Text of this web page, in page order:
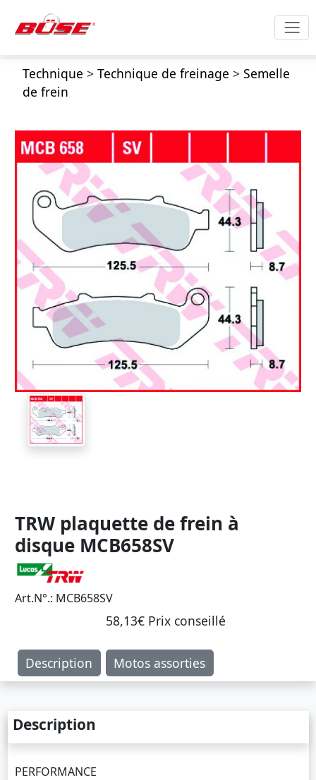
Technique > Technique de freinage > Semelle
de frein
TRW plaquette de frein à
disque MCB658SV
Art.N°.: MCB658SV
58,13€ Prix ​​conseillé
Description Motos assorties
Description
PERFORMANCE